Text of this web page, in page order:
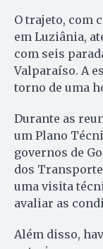
O trajeto, com
em Luziânia,
com seis
Valparaíso. A
torno de uma
Durante as
um Plano
governos de
dos
uma visita
avaliar as
Além disso,